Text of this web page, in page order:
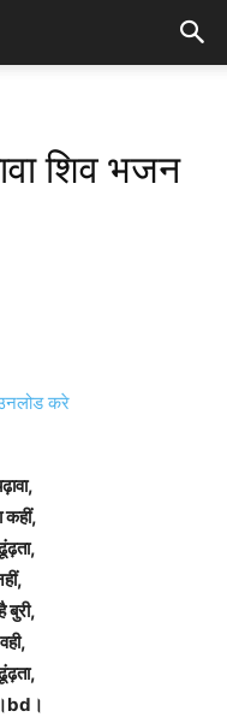
शिव भजन
करे
कहीं,
बुरी,